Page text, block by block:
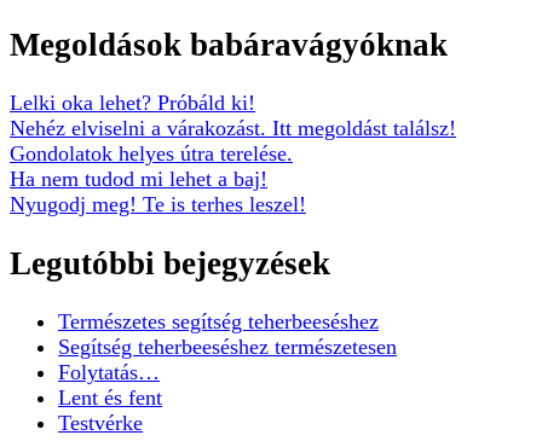
Megoldások babáravágyóknak
Lelki oka lehet? Próbáld ki!
Nehéz elviselni a várakozást. Itt megoldást találsz!
Gondolatok helyes útra terelése.
Ha nem tudod mi lehet a baj!
Nyugodj meg! Te is terhes leszel!
Legutóbbi bejegyzések
Természetes segítség teherbeeséshez
Segítség teherbeeséshez természetesen
Folytatás…
Lent és fent
Testvérke